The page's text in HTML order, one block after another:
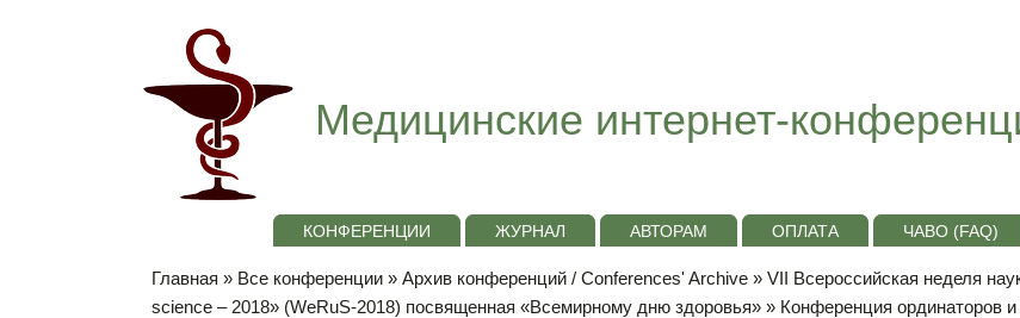
Медицинские интернет-
КОНФЕРЕНЦИИ ЖУРНАЛ АВТОРАМ ОПЛАТА ЧАВО (FAQ)
Главная » Все конференции » Архив конференций / Conferences' Archive » VII Всероссийская неделя
science – 2018» (WeRuS-2018) посвященная «Всемирному дню здоровья» » Конференция ординаторов и